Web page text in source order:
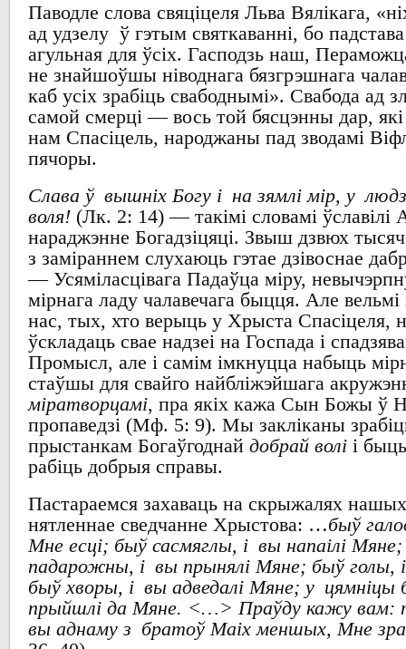
Паводле слова свяціцеля ЛьваВялікага, «
ад удзелу ў гэтым святкаванні, бо
агульная для ўсіх.Гасподзь наш,
не знайшоўшы ніводнага бязгрэшнага
каб усіх зрабіць свабоднымі». Свабода ад
самой смерці —вось той бясцэнны дар,
нам Спасіцель,народжаны пад зводамі
пячоры.
Слава ў вышніх Богу і на зямлі мір, у
воля! (Лк. 2: 14) —такімі словамі ўславілі
нараджэнне Богадзіцяці. Звыш дзвюх
з заміраннем слухаюць гэтае дзівоснае
—Усяміласцівага Падаўца міру,
мірнага ладу чалавечага быцця.Але вельмі
нас,тых, хто верыць у Хрыста Спасіцеля,
ўскладаць свае надзеі на Госпада і
Промысл,але і самім імкнуцца набыць
стаўшы для свайго найбліжэйшага
міратворцамі,пра якіх кажа Сын Божы ў
пропаведзі (Мф. 5: 9). Мызакліканы
прыстанкам Богаўгоднайдобрай волі і
рабіць добрыя справы.
Пастараемся захаваць наскрыжалях
нятленнае сведчанне Хрыстова: …быў
Мне есці; быў сасмяглы, і вы напаілі
падарожны, і вы прынялі Мяне; быў голы,
быў хворы, і вы адведалі Мяне; у цямніцы
прыйшлі да Мяне. <…>Праўду кажу вам:
вы аднаму з братоў Маіх меншых, Мне